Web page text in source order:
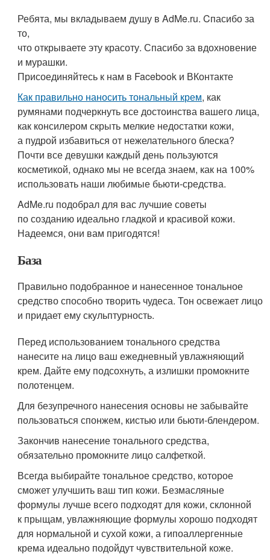
Ребята, мы вкладываем душу в AdMe.ru. Cпасибо за
то,
что открываете эту красоту. Спасибо за вдохновение
и мурашки.
Присоединяйтесь к нам в Facebook и ВКонтакте
Как правильно наносить тональный крем, как
румянами подчеркнуть все достоинства вашего лица,
как консилером скрыть мелкие недостатки кожи,
а пудрой избавиться от нежелательного блеска?
Почти все девушки каждый день пользуются
косметикой, однако мы не всегда знаем, как на 100%
использовать наши любимые бьюти-средства.
AdMe.ru подобрал для вас лучшие советы
по созданию идеально гладкой и красивой кожи.
Надеемся, они вам пригодятся!
База
Правильно подобранное и нанесенное тональное
средство способно творить чудеса. Тон освежает лицо
и придает ему скульптурность.
Перед использованием тонального средства
нанесите на лицо ваш ежедневный увлажняющий
крем. Дайте ему подсохнуть, а излишки промокните
полотенцем.
Для безупречного нанесения основы не забывайте
пользоваться спонжем, кистью или бьюти-блендером.
Закончив нанесение тонального средства,
обязательно промокните лицо салфеткой.
Всегда выбирайте тональное средство, которое
сможет улучшить ваш тип кожи. Безмасляные
формулы лучше всего подходят для кожи, склонной
к прыщам, увлажняющие формулы хорошо подходят
для нормальной и сухой кожи, а гипоаллергенные
крема идеально подойдут чувствительной коже.